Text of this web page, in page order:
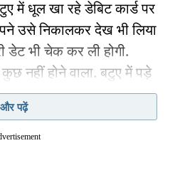
में धूल खा रहे डेबिट कार्ड पर
उसे निकालकर देख भी लिया
डेट भी चेक कर ली होगी.
नहीं होने वाला. बटुए में पड़े
से रहा. इसके लिए आपको कम से
होगा.
और पढ़ें